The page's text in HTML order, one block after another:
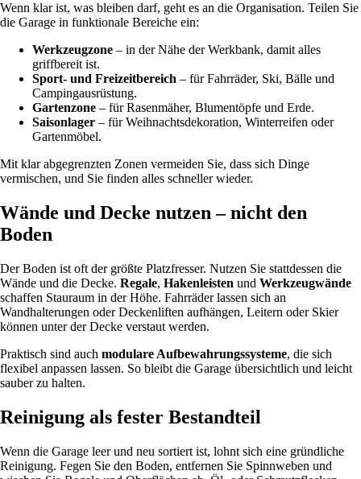
Wenn klar ist, was bleiben darf, geht es an die Organisation. Teilen Sie
die Garage in funktionale Bereiche ein:
Werkzeugzone – in der Nähe der Werkbank, damit alles
griffbereit ist.
Sport- und Freizeitbereich – für Fahrräder, Ski, Bälle und
Campingausrüstung.
Gartenzone – für Rasenmäher, Blumentöpfe und Erde.
Saisonlager – für Weihnachtsdekoration, Winterreifen oder
Gartenmöbel.
Mit klar abgegrenzten Zonen vermeiden Sie, dass sich Dinge
vermischen, und Sie finden alles schneller wieder.
Wände und Decke nutzen – nicht den
Boden
Der Boden ist oft der größte Platzfresser. Nutzen Sie stattdessen die
Wände und die Decke. Regale, Hakenleisten und Werkzeugwände
schaffen Stauraum in der Höhe. Fahrräder lassen sich an
Wandhalterungen oder Deckenliften aufhängen, Leitern oder Skier
können unter der Decke verstaut werden.
Praktisch sind auch modulare Aufbewahrungssysteme, die sich
flexibel anpassen lassen. So bleibt die Garage übersichtlich und leicht
sauber zu halten.
Reinigung als fester Bestandteil
Wenn die Garage leer und neu sortiert ist, lohnt sich eine gründliche
Reinigung. Fegen Sie den Boden, entfernen Sie Spinnweben und